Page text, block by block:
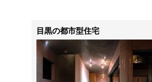
目黒の都市型住宅